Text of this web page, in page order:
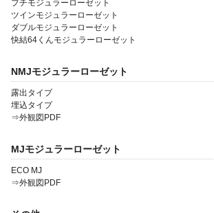
プチモジュラーローゼット
ツインモジュラーローゼット
ダブルモジュラーローゼット
快結64くんモジュラーローゼット
NMJモジュラーローゼット
露出タイプ
埋込タイプ
⇒外観図PDF
MJモジュラーローゼット
ECO MJ
⇒外観図PDF